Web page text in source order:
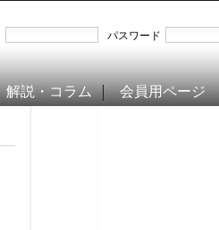
パスワード
解説・コラム 会員用ページ